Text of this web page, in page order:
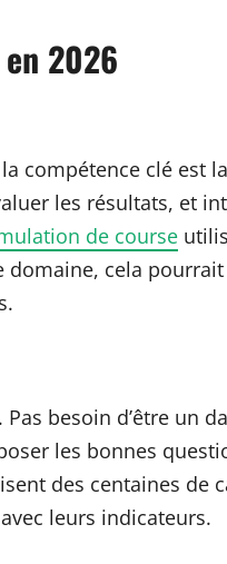
2026
compétence clé est
les résultats, et
de course
domaine, cela
besoin d’être un
les bonnes
des centaines de
leurs indicateurs.